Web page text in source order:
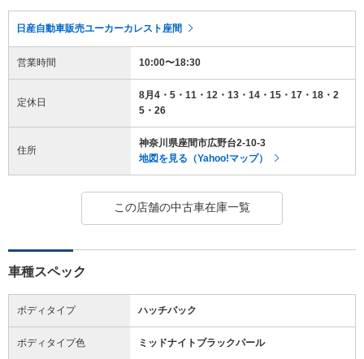
日産自動車販売ユーカーカレスト座間
営業時間 10:00〜18:30
定休日
8月4・5・11・12・13・14・15・17・18・2
5・26
住所
神奈川県座間市広野台2-10-3
地図を見る（Yahoo!マップ）
この店舗の中古車在庫一覧
車種スペック
ボディタイプ ハッチバック
ボディタイプ色 ミッドナイトブラックパール